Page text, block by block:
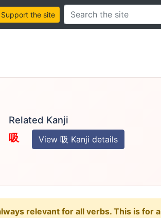
the site
Search this site
Related Kanji
吸 View 吸 Kanji details
relevant for all verbs. This is for a